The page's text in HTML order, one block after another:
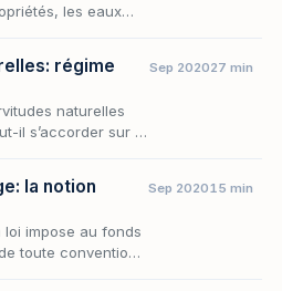
les eaux
régime
naturelles
il s’accorder sur la
Sep 202027 min
la notion
impose au fonds
toute convention,
Sep 202015 min